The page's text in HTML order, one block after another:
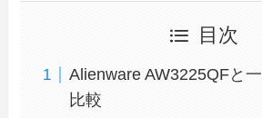
目次
Alienware AW3225QFと
比較